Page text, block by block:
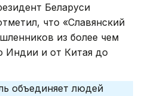
Беларуси
что «Славянский
из более чем
Индии и от Китая до
объединяет людей